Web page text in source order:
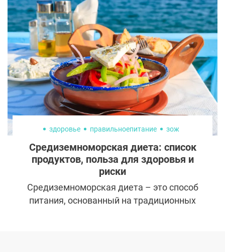
здоровье правильноепитание зож
Средиземноморская диета: список
продуктов, польза для здоровья и
риски
Средиземноморская диета – это способ
питания, основанный на традиционных